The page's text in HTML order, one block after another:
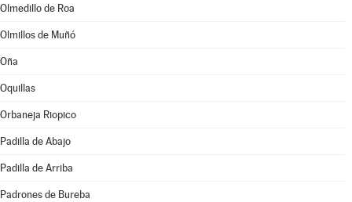
Olmedillo de Roa
Olmillos de Muñó
Oña
Oquillas
Orbaneja Riopico
Padilla de Abajo
Padilla de Arriba
Padrones de Bureba